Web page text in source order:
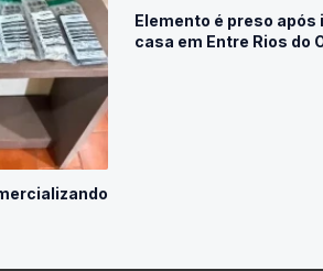
Elemento é preso após
casa em Entre Rios do